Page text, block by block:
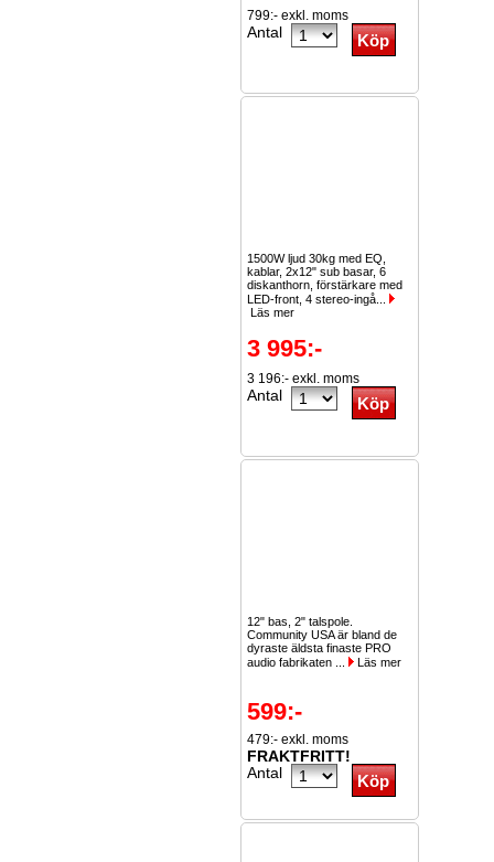
799:- exkl. moms
Antal
1500W ljud 30kg med EQ,
kablar, 2x12" sub basar, 6
diskanthorn, förstärkare med
LED-front, 4 stereo-ingå...
Läs mer
3 995:-
3 196:- exkl. moms
Antal
12" bas, 2" talspole.
Community USA är bland de
dyraste äldsta finaste PRO
audio fabrikaten ...
Läs mer
599:-
479:- exkl. moms
FRAKTFRITT!
Antal